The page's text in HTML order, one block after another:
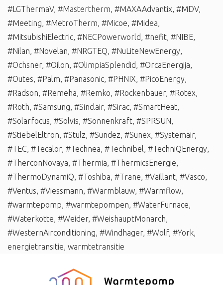
#LGThermaV, #Mastertherm, #MAXAAdvantix, #MDV,
#Meeting, #MetroTherm, #Micoe, #Midea,
#MitsubishiElectric, #NECPowerworld, #nefit, #NIBE,
#Nilan, #Novelan, #NRGTEQ, #NuLiteNewEnergy,
#Ochsner, #Oilon, #OlimpiaSplendid, #OrcaEnergija,
#Outes, #Palm, #Panasonic, #PHNIX, #PicoEnergy,
#Radson, #Remeha, #Remko, #Rockenbauer, #Rotex,
#Roth, #Samsung, #Sinclair, #Sirac, #SmartHeat,
#Solarfocus, #Solvis, #Sonnenkraft, #SPRSUN,
#StiebelEltron, #Stulz, #Sundez, #Sunex, #Systemair,
#TEC, #Tecalor, #Technea, #Technibel, #TechniQEnergy,
#TherconNovaya, #Thermia, #ThermicsEnergie,
#ThermoDynamiQ, #Toshiba, #Trane, #Vaillant, #Vasco,
#Ventus, #Viessmann, #Warmblauw, #Warmflow,
#warmtepomp, #warmtepompen, #WaterFurnace,
#Waterkotte, #Weider, #WeishauptMonarch,
#WesternAirconditioning, #Windhager, #Wolf, #York,
energietransitie, warmtetransitie